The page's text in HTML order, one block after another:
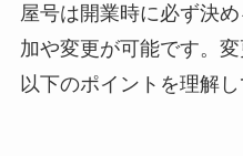
屋号は開業時に必ず決
加や変更が可能です。
以下のポイントを理解し